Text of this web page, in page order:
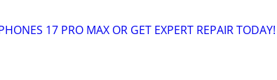
17 PRO MAX OR GET EXPERT REPAIR TODAY!